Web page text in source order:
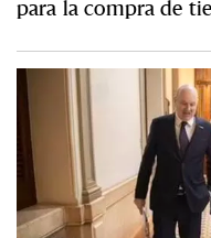
para la compra de